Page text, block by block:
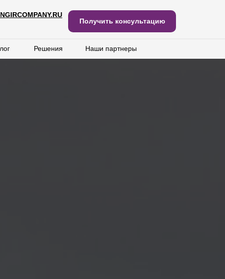
Получить консультацию
Наши партнеры
Решения
Получить консультацию
Наши партнеры
Решения